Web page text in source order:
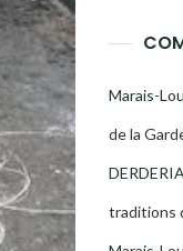
Marais-
de la
traditions